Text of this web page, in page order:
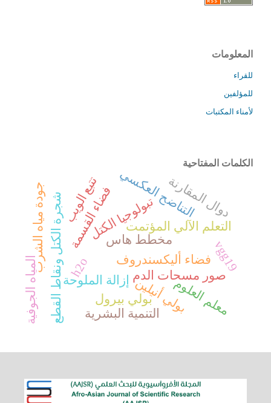
المعلومات
للقراء
للمؤلفين
لأمناء المكتبات
الكلمات المفتاحية
تبولوجيا الكتل
فضاء أليكسندروف
فضاء القسمةمخطط هاس شجرة الكتل ونقاط القطع التناضح العكسي جودة مياه الشرب
إزالة الملوحة المياه الجوفية
التعلم الآلي المؤتمت
vgg19
h2o صور مسحات الدم
معلم العلومبولي أنيلينبولي بيرول
التنمية البشرية
دوال المقارنة تتبع الويب